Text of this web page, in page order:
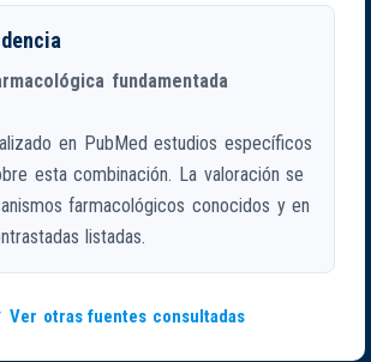
fundamentada
en PubMed estudios específicos
esta combinación. La valoración se
farmacológicos conocidos y en
listadas.
Ver otras fuentes consultadas